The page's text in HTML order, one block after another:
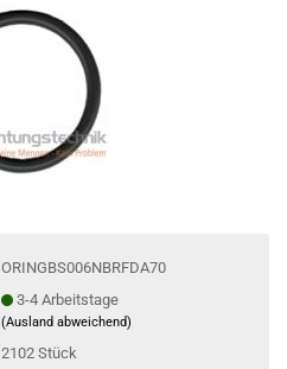
ORINGBS006NBRFDA70
3-4 Arbeitstage
(Ausland abweichend)
2102 Stück